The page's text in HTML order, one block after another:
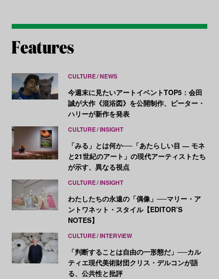
CULTURE NEWS
今週末に見たいアートイベントTOP5：会田
誠が大作《混浴図》を公開制作、ピーター・
ハリーが新作を発表
CULTURE INSIGHT
「みる」とは何か──「あたらしい目 ― モネ
と21世紀のアート」の現代アーティストたち
が示す、異なる視点
CULTURE INSIGHT
わたしたちの永遠の「偶像」──マリー・ア
ントワネット・スタイル【EDITOR’S
NOTES】
CULTURE INTERVIEW
「判断することは自由の一形態だ」──カル
ティエ現代美術財団クリス・デルコンが語
る、公共性と批評